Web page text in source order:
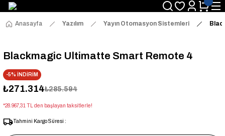
Anasayfa Yazılım Yayın Otomasyon Sistemleri
Blackmagic Ultimatte Smart Remote 4
-5% İNDİRİM
₺271.314₺285.594
*28.967,31 TL den başlayan taksitlerle!
Tahmini Kargo Süresi :